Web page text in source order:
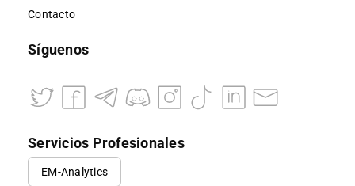
Contacto
Síguenos
Servicios Profesionales
EM-Analytics